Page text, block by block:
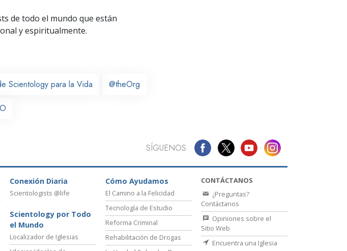
de todo el mundo que están
y espiritualmente.
Scientology para la Vida @theOrg
SÍGUENOS
Conexión Diaria
Scientologists @life
Scientology por Todo
el Mundo
Localizador de Iglesias
Cómo Ayudamos
El Camino a la Felicidad
Tecnología de Estudio
Reforma Criminal
Rehabilitación de Drogas
CONTÁCTANOS
¿Preguntas?
Contáctanos
Opiniones sobre el
Sitio Web
Encuentra una Iglesia